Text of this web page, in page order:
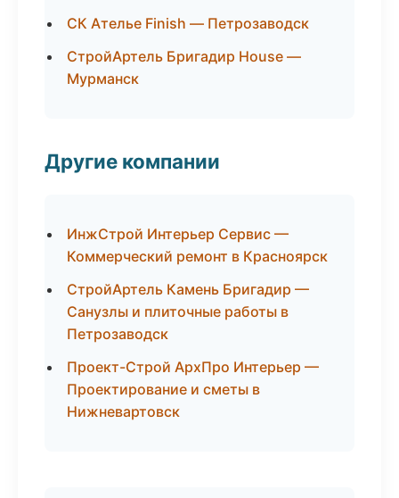
СК Ателье Finish — Петрозаводск
СтройАртель Бригадир House —
Мурманск
Другие компании
ИнжСтрой Интерьер Сервис —
Коммерческий ремонт в Красноярск
СтройАртель Камень Бригадир —
Санузлы и плиточные работы в
Петрозаводск
Проект-Строй АрхПро Интерьер —
Проектирование и сметы в
Нижневартовск